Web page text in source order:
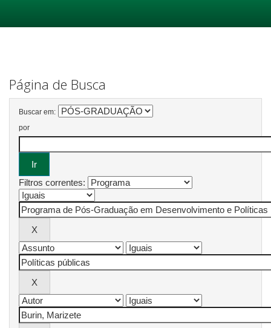
Página de Busca
Buscar em:
por
Filtros correntes: